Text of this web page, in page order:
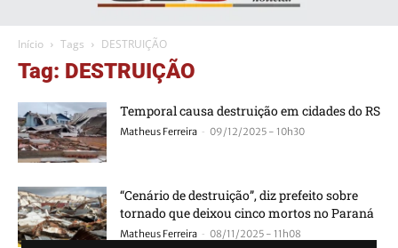
Início Tags DESTRUIÇÃO
Tag: DESTRUIÇÃO
Temporal causa destruição em cidades do RS
Matheus Ferreira - 09/12/2025 - 10h30
“Cenário de destruição”, diz prefeito sobre
tornado que deixou cinco mortos no Paraná
Matheus Ferreira - 08/11/2025 - 11h08